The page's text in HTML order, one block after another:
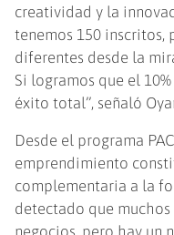
creatividad y la
tenemos 150 inscritos,
diferentes desde la
Si logramos que el
éxito total”, señaló
Desde el programa
emprendimiento
complementaria a la
detectado que